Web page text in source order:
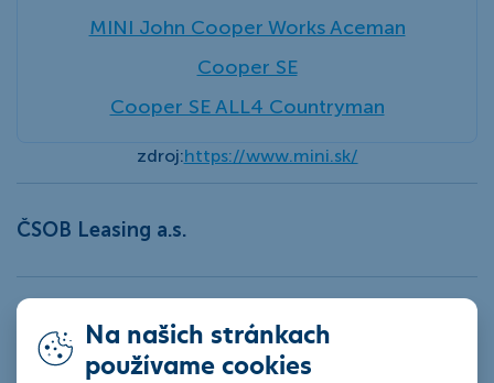
MINI John Cooper Works Aceman
Cooper SE
Cooper SE ALL4 Countryman
zdroj:https://www.mini.sk/
ČSOB Leasing a.s.
Produkty
Leasingový úver
Na našich stránkach
používame cookies